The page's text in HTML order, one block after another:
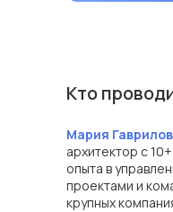
Кто
Мария
архитектор с
опыта в
проектами и
крупных